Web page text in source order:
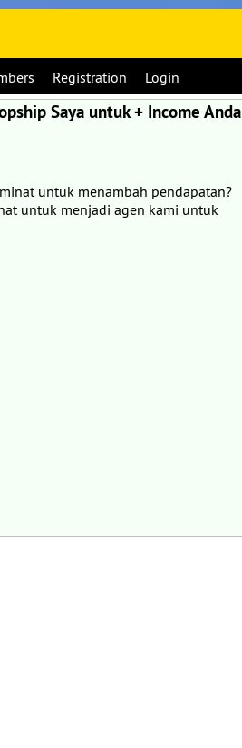
Registration Login
Saya untuk + Income Anda
untuk menambah pendapatan?
untuk menjadi agen kami untuk